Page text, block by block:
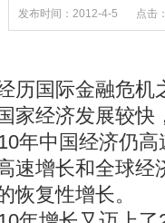
发布时间：2012-4-5 点击
历国际金融危机
家经济发展较快
年中国经济仍
速增长和全球经
恢复性增长。